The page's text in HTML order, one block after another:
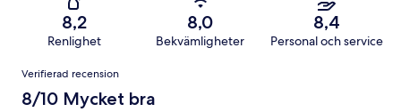
8,2
Renlighet
8,0
Bekvämligheter
8,4
Personal och service
Recensioner
Verifierad recension
8/10 Mycket bra